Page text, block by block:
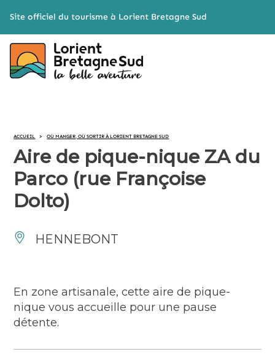
Site officiel du tourisme à Lorient Bretagne Sud
ACCUEIL > OÙ MANGER, OÙ SORTIR À LORIENT BRETAGNE SUD
Aire de pique-nique ZA du
Parco (rue Françoise
Dolto)
HENNEBONT
En zone artisanale, cette aire de pique-
nique vous accueille pour une pause
détente.